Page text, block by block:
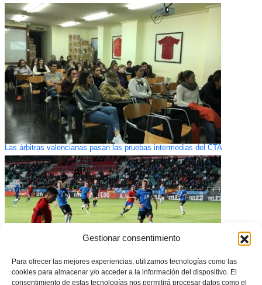
Gestionar consentimiento
Para ofrecer las mejores experiencias, utilizamos tecnologías como las
cookies para almacenar y/o acceder a la información del dispositivo. El
consentimiento de estas tecnologías nos permitirá procesar datos como el
Las árbitras valencianas pasan las pruebas intermedias del CTA